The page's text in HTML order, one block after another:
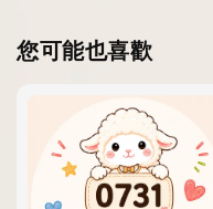
您可能也喜歡